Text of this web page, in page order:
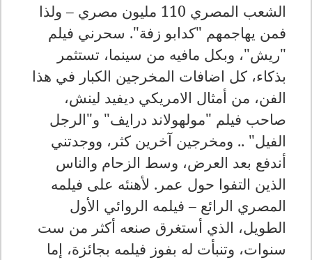
الشعب المصري 110 مليون مصري – ولذا
فمن يهاجمهم "كدابو زفة". سحرني فيلم
"ريش"، وبكل مافيه من سينما، تستثمر
بذكاء، كل اضافات المخرجين الكبار في هذا
الفن، من أمثال الامريكي ديفيد لينش،
صاحب فيلم "مولهولاند درايف" و"الرجل
الفيل" .. ومخرجين آخرين كثر، ووجدتني
أندفع بعد العرض، وسط الزحام والناس
الذين التفوا حول عمر. لأهنئه على فيلمه
المصري الرائع – فيلمه الروائي الأول
الطويل، الذي أستغرق صنعه أكثر من ست
سنوات، وتنبأت له بفوز فيلمه بجائزة، إما